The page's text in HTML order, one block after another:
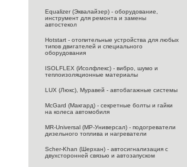
Equalizer (Эквалайзер) - оборудование,
инструмент для ремонта и замены
автостекол
Hotstart - отопительные устройства для любых
типов двигателей и специального
оборудования
ISOLFLEX (Исолфлекс) - вибро, шумо и
теплоизоляционные материалы
LUX (Люкс), Муравей - автобагажные системы
McGard (Макгард) - секретные болты и гайки
на колеса автомобиля
MR-Universal (МР-Универсал) - подогреватели
дизельного топлива и нагреватели
Scher-Khan (Шерхан) - автосигнализация с
двухсторонней связью и автозапуском